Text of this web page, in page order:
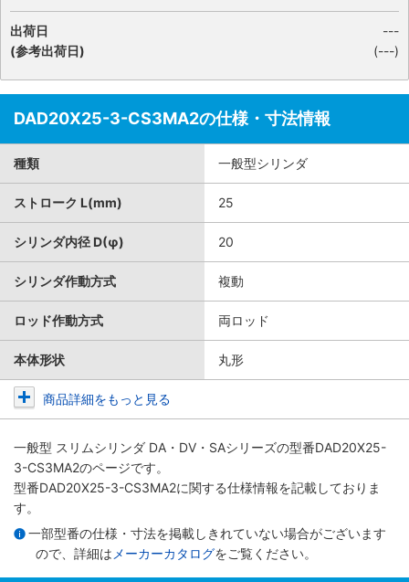
出荷日
(参考出荷日)
---
(---)
DAD20X25-3-CS3MA2の仕様・寸法情報
種類 一般型シリンダ
ストローク L(mm) 25
シリンダ内径 D(φ) 20
シリンダ作動方式 複動
ロッド作動方式 両ロッド
本体形状 丸形
商品詳細をもっと見る
一般型 スリムシリンダ DA・DV・SAシリーズの型番DAD20X25-
3-CS3MA2のページです。
型番DAD20X25-3-CS3MA2に関する仕様情報を記載しておりま
す。
一部型番の仕様・寸法を掲載しきれていない場合がございます
ので、詳細は メーカーカタログをご覧ください。